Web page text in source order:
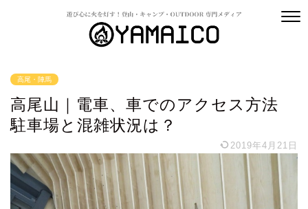
高尾・陣馬
高尾山｜電車、車でのアクセス方法
駐車場と混雑状況は？
2019年4月21日